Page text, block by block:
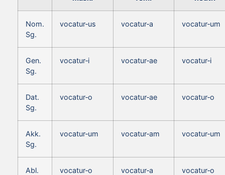
Nom.
Sg.
vocatur‑us vocatur‑a vocatur‑um
Gen.
Sg.
vocatur‑i vocatur‑ae vocatur‑i
Dat.
Sg.
vocatur‑o vocatur‑ae vocatur‑o
Akk.
Sg.
vocatur‑um vocatur‑am vocatur‑um
Abl.
vocatur‑o vocatur‑a vocatur‑o